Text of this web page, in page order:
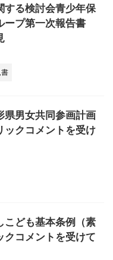
する検討会青少年保
ープ第一次報告書
県男女共同参画計画
ックコメントを受け
こども基本条例（素
クコメントを受けて